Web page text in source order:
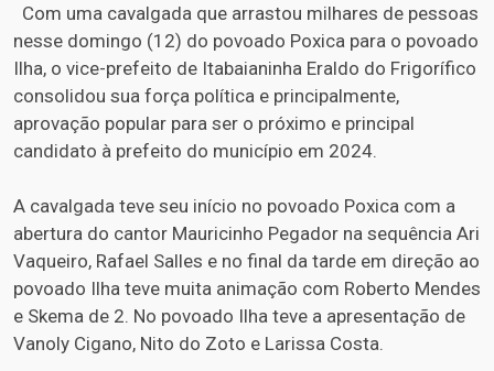
Com uma cavalgada que arrastou milhares de pessoas
nesse domingo (12) do povoado Poxica para o povoado
Ilha, o vice-prefeito de Itabaianinha Eraldo do Frigorífico
consolidou sua força política e principalmente,
aprovação popular para ser o próximo e principal
candidato à prefeito do município em 2024.
A cavalgada teve seu início no povoado Poxica com a
abertura do cantor Mauricinho Pegador na sequência Ari
Vaqueiro, Rafael Salles e no final da tarde em direção ao
povoado Ilha teve muita animação com Roberto Mendes
e Skema de 2. No povoado Ilha teve a apresentação de
Vanoly Cigano, Nito do Zoto e Larissa Costa.